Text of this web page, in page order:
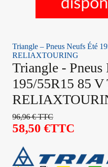
Triangle – Pneus Neufs Été
RELIAXTOURING
Triangle - Pneus
195/55R15 85 V
96,96€TTC
58,50 €TTC